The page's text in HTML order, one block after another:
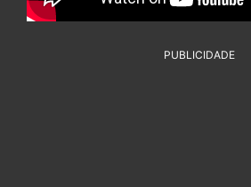
PUBLICIDADE